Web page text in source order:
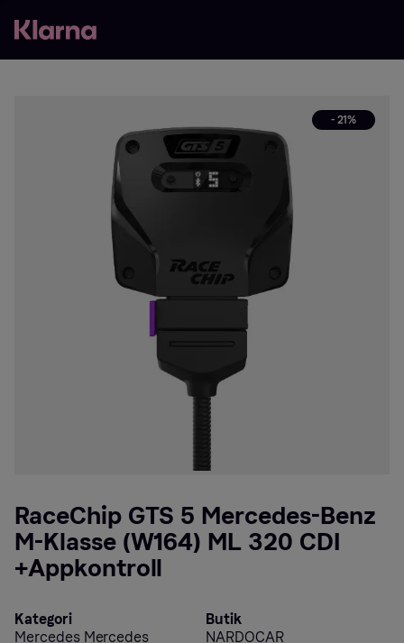
- 21%
RaceChip GTS 5 Mercedes-Benz
M-Klasse (W164) ML 320 CDI
+Appkontroll
Kategori
Mercedes Mercedes
Butik
NARDOCAR